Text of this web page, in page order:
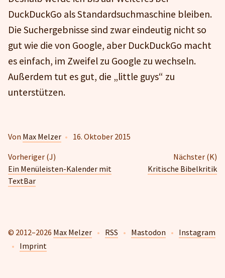
DuckDuckGo als Standardsuchmaschine bleiben.
Die Suchergebnisse sind zwar eindeutig nicht so
gut wie die von Google, aber DuckDuckGo macht
es einfach, im Zweifel zu Google zu wechseln.
Außerdem tut es gut, die „little guys“ zu
unterstützen.
Von Max Melzer • 16. Oktober 2015
Vorheriger (J)
Ein Menüleisten-Kalender mit
TextBar
Nächster (K)
Kritische Bibelkritik
© 2012–2026 Max Melzer • RSS • Mastodon • Instagram
• Imprint